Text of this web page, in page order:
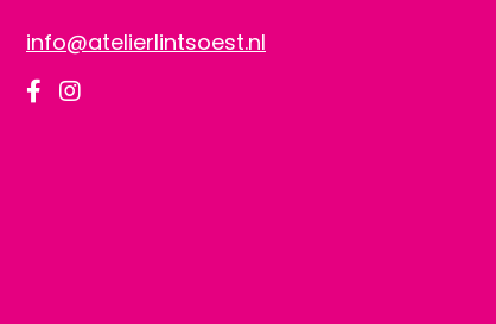
info@atelierlintsoest.nl